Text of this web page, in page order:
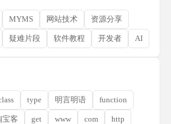
MYMS 网站技术 资源分享
疑难片段 软件教程 开发者 AI
type 明言明语 function
宝客 get www com http